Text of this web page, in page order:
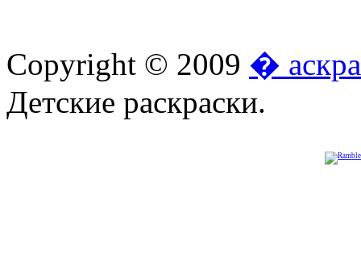
Copyright © 2009 �
Детские раскраски.